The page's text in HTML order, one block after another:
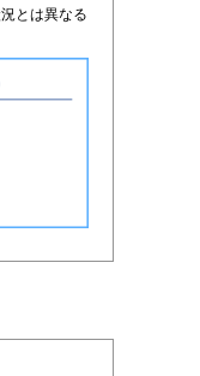
とは異なる